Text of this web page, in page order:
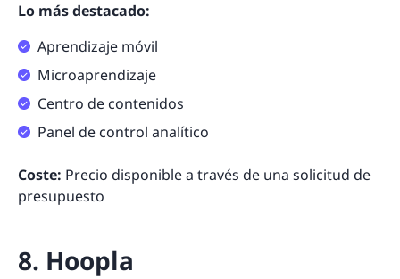
Lo más destacado:
Aprendizaje móvil
Microaprendizaje
Centro de contenidos
Panel de control analítico
Coste: Precio disponible a través de una solicitud de
presupuesto
8. Hoopla